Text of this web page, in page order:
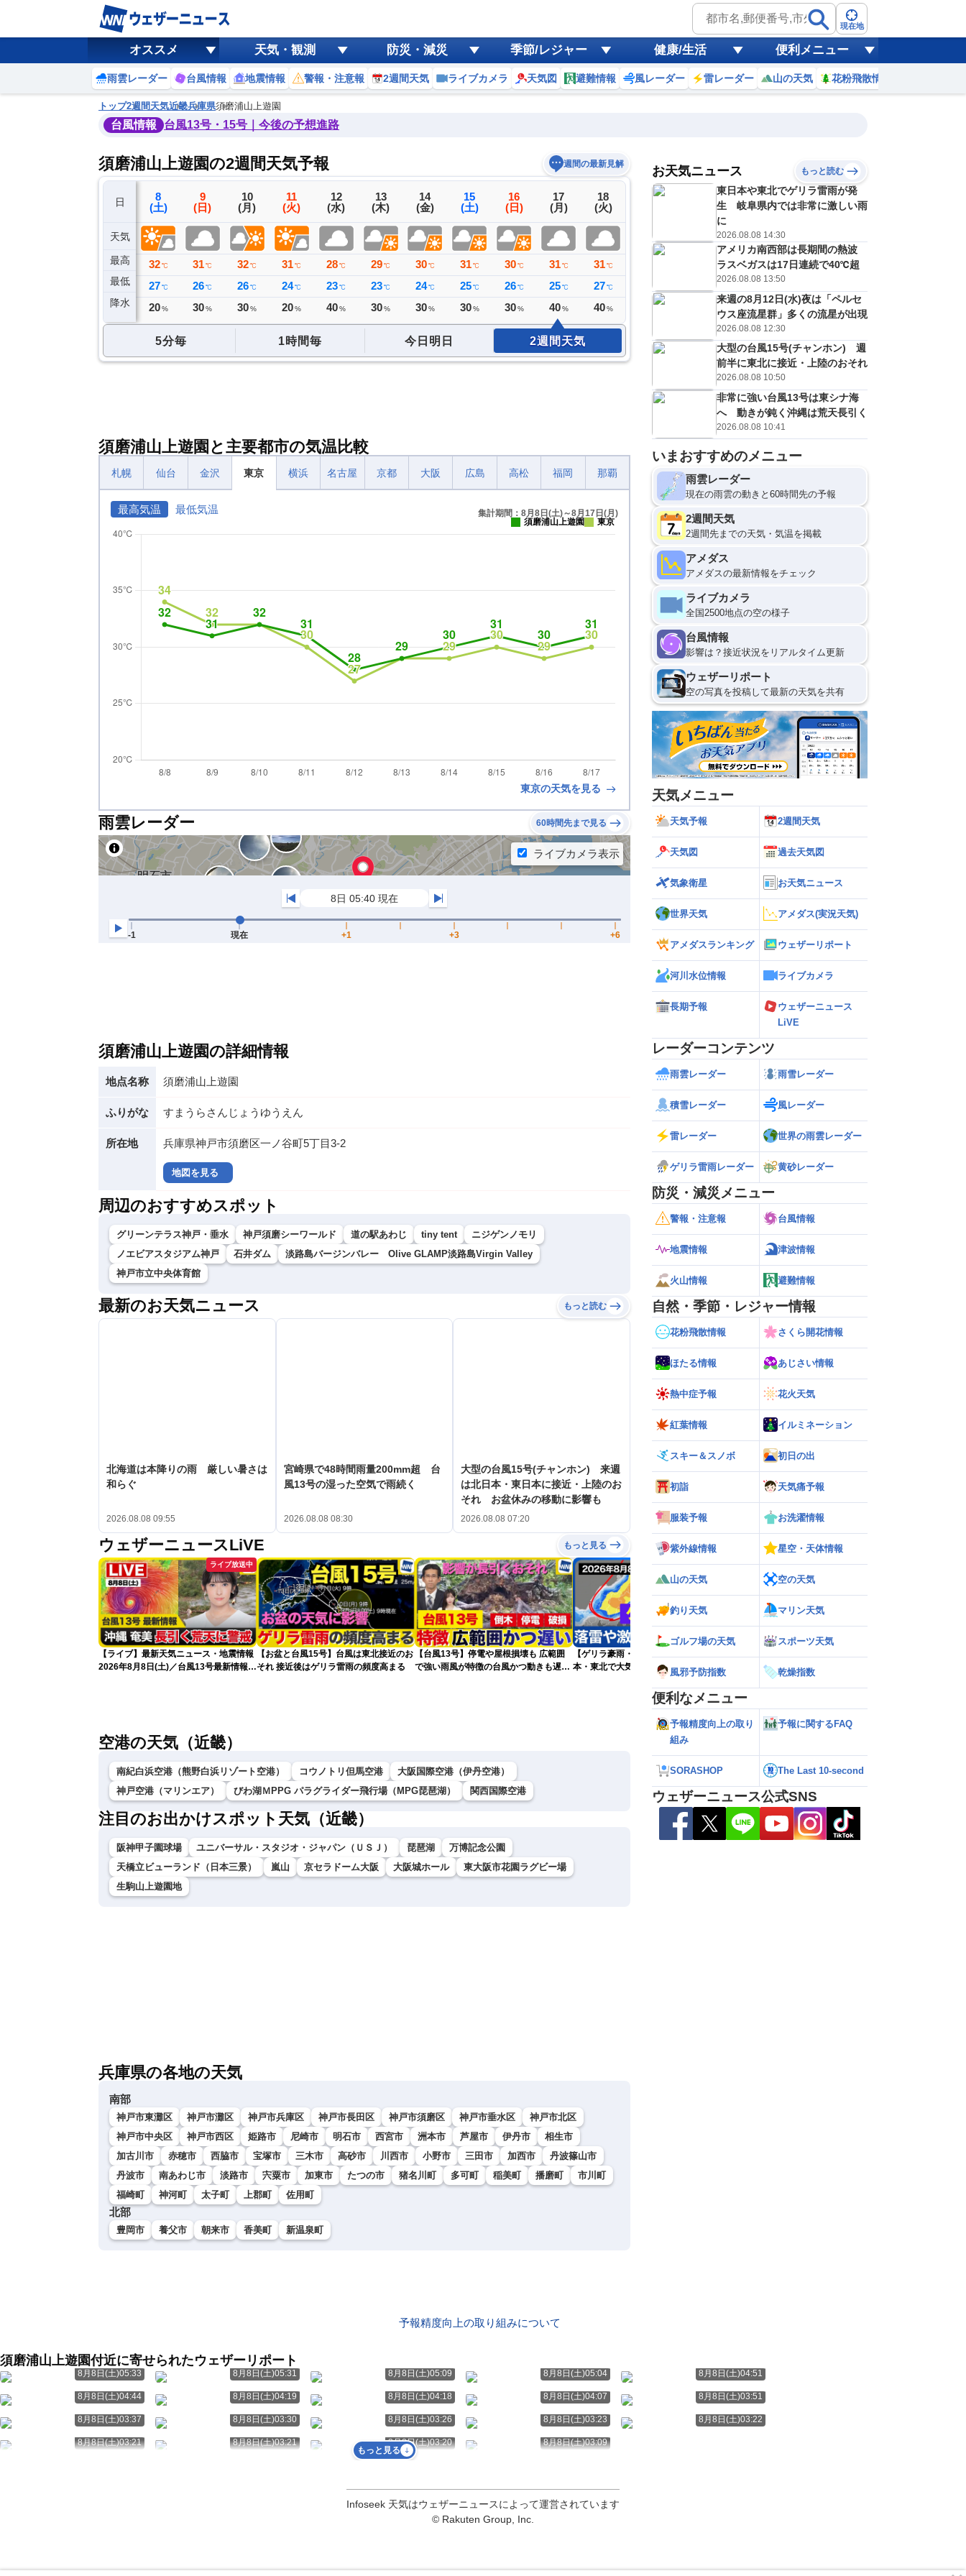
現在地
オススメ 天気・観測 防災・減災 季節/レジャー 健康/生活 便利メニュー
雨雲レーダー 台風情報 地震情報 警報・注意報 2週間天気 ライブカメラ 天気図 避難情報 風レーダー 雷レーダー 山の天気 花粉飛散情報
トップ2週間天気近畿兵庫県須磨浦山上遊園
台風情報 台風13号・15号｜今後の予想進路
須磨浦山上遊園の2週間天気予報 週間の最新見解
日
天気
最高
最低
降水
7
(金)
34℃
28℃
ミリ
8
(土)
32 ℃
27 ℃
20 %
9
(日)
31 ℃
26 ℃
30 %
10
(月)
32 ℃
26 ℃
30 %
11
(火)
31 ℃
24℃
20 %
12
(水)
28℃
23℃
40%
13
(木)
29℃
23℃
30%
14
(金)
30℃
24℃
30%
15
(土)
31℃
25℃
30%
16
(日)
30 ℃
26 ℃
30 %
17
(月)
31 ℃
25 ℃
40 %
18
(火)
31 ℃
27 ℃
40 %
19
℃
21
(金)
C
32℃
26
20%
22
(土)
D
32℃
25
30 %
予報の
信頼度
B
C
D
？
5分毎 1時間毎 今日明日 2週間天気
須磨浦山上遊園と主要都市の気温比較
札幌 仙台 金沢 東京 横浜 名古屋 京都 大阪 広島 高松 福岡 那覇
最高気温 最低気温
集計期間：8月8日(土)～8月17日(月)
須磨浦山上遊園
東京
東京の天気を見る
雨雲レーダー 60時間先まで見る
須磨浦山上遊園の詳細情報
地点名称 須磨浦山上遊園
ふりがな すまうらさんじょうゆうえん
所在地 兵庫県神戸市須磨区一ノ谷町5丁目3-2
地図を見る
周辺のおすすめスポット
グリーンテラス神戸・垂水 神戸須磨シーワールド 道の駅あわじ tiny tent
ニジゲンノモリ
ノエビアスタジアム神戸
石井ダム
淡路島バージンバレー Olive GLAMP淡路島Virgin Valley
神戸市立中央体育館
最新のお天気ニュース もっと読む
北海道は本降りの雨 厳しい暑さは
和らぐ
2026.08.08 09:55
宮崎県で48時間雨量200mm超 台
風13号の湿った空気で雨続く
2026.08.08 08:30
大型の台風15号(チャンホン) 来週
は北日本・東日本に接近・上陸のお
それ お盆休みの移動に影響も
2026.08.08 07:20
ウェザーニュースLiVE もっと見る
ライブ放送中
【ライブ】最新天気ニュース・地震情報
2026年8月8日(土)／台風13号最新情報
【お盆と台風15号】台風は東北接近のお
それ 接近後はゲリラ雷雨の頻度高まる
【台風13号】停電や屋根損壊も 広範囲
で強い雨風が特徴の台風かつ動きも遅く
【ゲリラ豪雨・落雷警戒】午後は東日
本・東北で大気の状態が非常に不安定に
ラルバンドによる大雨警戒（8日6時情
空港の天気（近畿）
南紀白浜空港（熊野白浜リゾート空港） コウノトリ但馬空港
大阪国際空港（伊丹空港）
神戸空港（マリンエア）
びわ湖ＭPPG パラグライダー飛行場（MPG琵琶湖） 関西国際空港
注目のお出かけスポット天気（近畿）
阪神甲子園球場 ユニバーサル・スタジオ・ジャパン（ＵＳＪ） 琵琶湖
万博記念公園
天橋立ビューランド（日本三景）
嵐山 京セラドーム大阪 大阪城ホール
東大阪市花園ラグビー場
生駒山上遊園地
兵庫県の各地の天気
南部
神戸市東灘区 神戸市灘区 神戸市兵庫区 神戸市長田区 神戸市須磨区 神戸市垂水区
神戸市北区
神戸市中央区
神戸市西区 姫路市 尼崎市 明石市 西宮市 洲本市 芦屋市 伊丹市
相生市
加古川市
赤穂市 西脇市 宝塚市 三木市 高砂市 川西市 小野市 三田市 加西市
丹波篠山市
丹波市
南あわじ市 淡路市 宍粟市 加東市 たつの市 猪名川町 多可町 稲美町 播磨町
市川町
福崎町
神河町 太子町 上郡町 佐用町
北部
豊岡市 養父市 朝来市 香美町 新温泉町
お天気ニュース もっと読む
東日本や東北でゲリラ雷雨が発
生 岐阜県内では非常に激しい雨
に
2026.08.08 14:30
アメリカ南西部は長期間の熱波
ラスベガスは17日連続で40℃超
2026.08.08 13:50
来週の8月12日(水)夜は「ペルセ
ウス座流星群」多くの流星が出現
2026.08.08 12:30
大型の台風15号(チャンホン) 週
前半に東北に接近・上陸のおそれ
2026.08.08 10:50
非常に強い台風13号は東シナ海
へ 動きが鈍く沖縄は荒天長引く
2026.08.08 10:41
いまおすすめのメニュー
雨雲レーダー
現在の雨雲の動きと60時間先の予報
2週間天気
2週間先までの天気・気温を掲載
アメダス
アメダスの最新情報をチェック
ライブカメラ
全国2500地点の空の様子
台風情報
影響は？接近状況をリアルタイム更新
ウェザーリポート
空の写真を投稿して最新の天気を共有
天気メニュー
天気予報 2週間天気
天気図 過去天気図
気象衛星 お天気ニュース
世界天気 アメダス(実況天気)
アメダスランキング ウェザーリポート
河川水位情報 ライブカメラ
長期予報
ウェザーニュース
LiVE
レーダーコンテンツ
雨雲レーダー 雨雪レーダー
積雪レーダー 風レーダー
雷レーダー 世界の雨雲レーダー
ゲリラ雷雨レーダー 黄砂レーダー
防災・減災メニュー
警報・注意報 台風情報
地震情報 津波情報
火山情報 避難情報
自然・季節・レジャー情報
花粉飛散情報 さくら開花情報
ほたる情報 あじさい情報
熱中症予報 花火天気
紅葉情報 イルミネーション
スキー＆スノボ 初日の出
初詣 天気痛予報
服装予報 お洗濯情報
紫外線情報 星空・天体情報
山の天気 空の天気
釣り天気 マリン天気
ゴルフ場の天気 スポーツ天気
風邪予防指数 乾燥指数
便利なメニュー
予報精度向上の取り
組み
予報に関するFAQ
SORASHOP The Last 10-second
ウェザーニュース公式SNS
予報精度向上の取り組みについて
須磨浦山上遊園付近に寄せられたウェザーリポート
8月8日(土)05:33 8月8日(土)05:31 8月8日(土)05:09 8月8日(土)05:04 8月8日(土)04:51
8月8日(土)04:44 8月8日(土)04:19 8月8日(土)04:18 8月8日(土)04:07 8月8日(土)03:51
8月8日(土)03:37 8月8日(土)03:30 8月8日(土)03:26 8月8日(土)03:23 8月8日(土)03:22
8月8日(土)03:21 8月8日(土)03:21 8月8日(土)03:20 8月8日(土)03:09
もっと見る
Infoseek 天気はウェザーニュースによって運営されています
© Rakuten Group, Inc.